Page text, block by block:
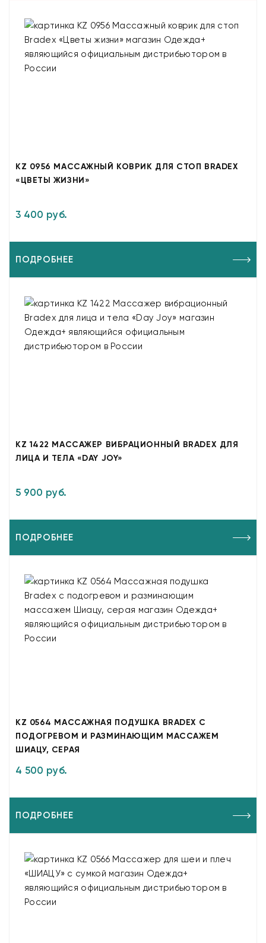
KZ 0956 МАССАЖНЫЙ КОВРИК ДЛЯ СТОП BRADEX
«ЦВЕТЫ ЖИЗНИ»
3 400 руб.
ПОДРОБНЕЕ
KZ 1422 МАССАЖЕР ВИБРАЦИОННЫЙ BRADEX ДЛЯ
ЛИЦА И ТЕЛА «DAY JOY»
5 900 руб.
ПОДРОБНЕЕ
KZ 0564 МАССАЖНАЯ ПОДУШКА BRADEX С
ПОДОГРЕВОМ И РАЗМИНАЮЩИМ МАССАЖЕМ
ШИАЦУ, СЕРАЯ
4 500 руб.
ПОДРОБНЕЕ